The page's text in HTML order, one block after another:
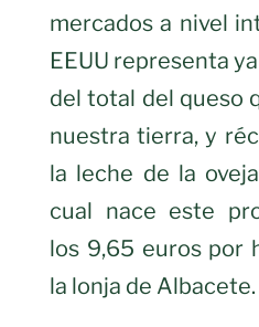
mercados a nivel
EEUU representa
del total del queso
nuestra tierra, y
la leche de la
cual nace este
los 9,65 euros por
la lonja de Albacete.